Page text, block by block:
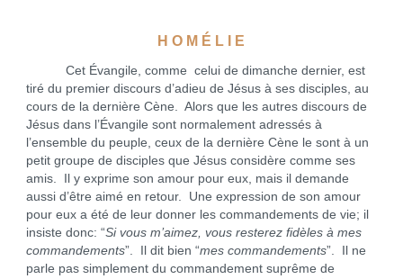
H O M É L I E
Cet Évangile, comme celui de dimanche dernier, est
tiré du premier discours d’adieu de Jésus à ses disciples, au
cours de la dernière Cène. Alors que les autres discours de
Jésus dans l’Évangile sont normalement adressés à
l’ensemble du peuple, ceux de la dernière Cène le sont à un
petit groupe de disciples que Jésus considère comme ses
amis. Il y exprime son amour pour eux, mais il demande
aussi d’être aimé en retour. Une expression de son amour
pour eux a été de leur donner les commandements de vie; il
insiste donc: “Si vous m’aimez, vous resterez fidèles à mes
commandements”. Il dit bien “mes commandements”. Il ne
parle pas simplement du commandement suprême de